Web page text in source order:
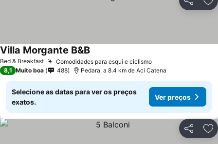
Partilhar
Bed & Breakfast Comodidades para esqui e ciclismo
Villa Morgante B&B
8,1 Muito boa 488 Pedara, a 8.4 km de Aci Catena
Selecione as datas para ver os preços
exatos.
Ver preços
Partilhar